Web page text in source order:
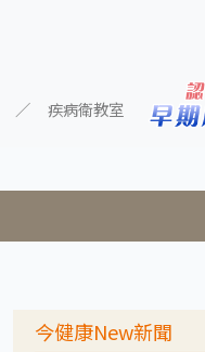
疾病衛教室
今健康New新聞